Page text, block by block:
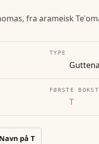
fra arameisk
TYPE
FØRSTE
T
Navn på T